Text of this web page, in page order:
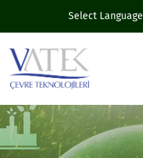
Select Language